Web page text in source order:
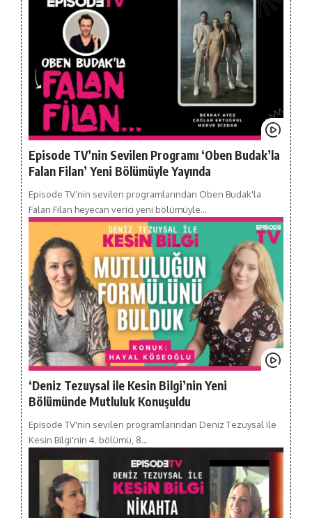
Episode TV’nin Sevilen Programı ‘Oben Budak’la
Falan Filan’ Yeni Bölümüyle Yayında
Episode TV’nin sevilen programlarından Oben Budak'la
Falan Filan heyecan verici yeni bölümüyle…
‘Deniz Tezuysal ile Kesin Bilgi’nin Yeni
Bölümünde Mutluluk Konuşuldu
Episode TV'nin sevilen programlarından Deniz Tezuysal ile
Kesin Bilgi'nin 4. bölümü, 8…